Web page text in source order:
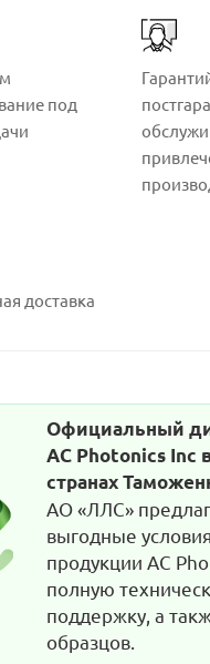
под
доставка
Официальный
AC Photonics Inc
странах
АО «ЛЛС»
выгодные
продукции AC
полную
поддержку, а
образцов.